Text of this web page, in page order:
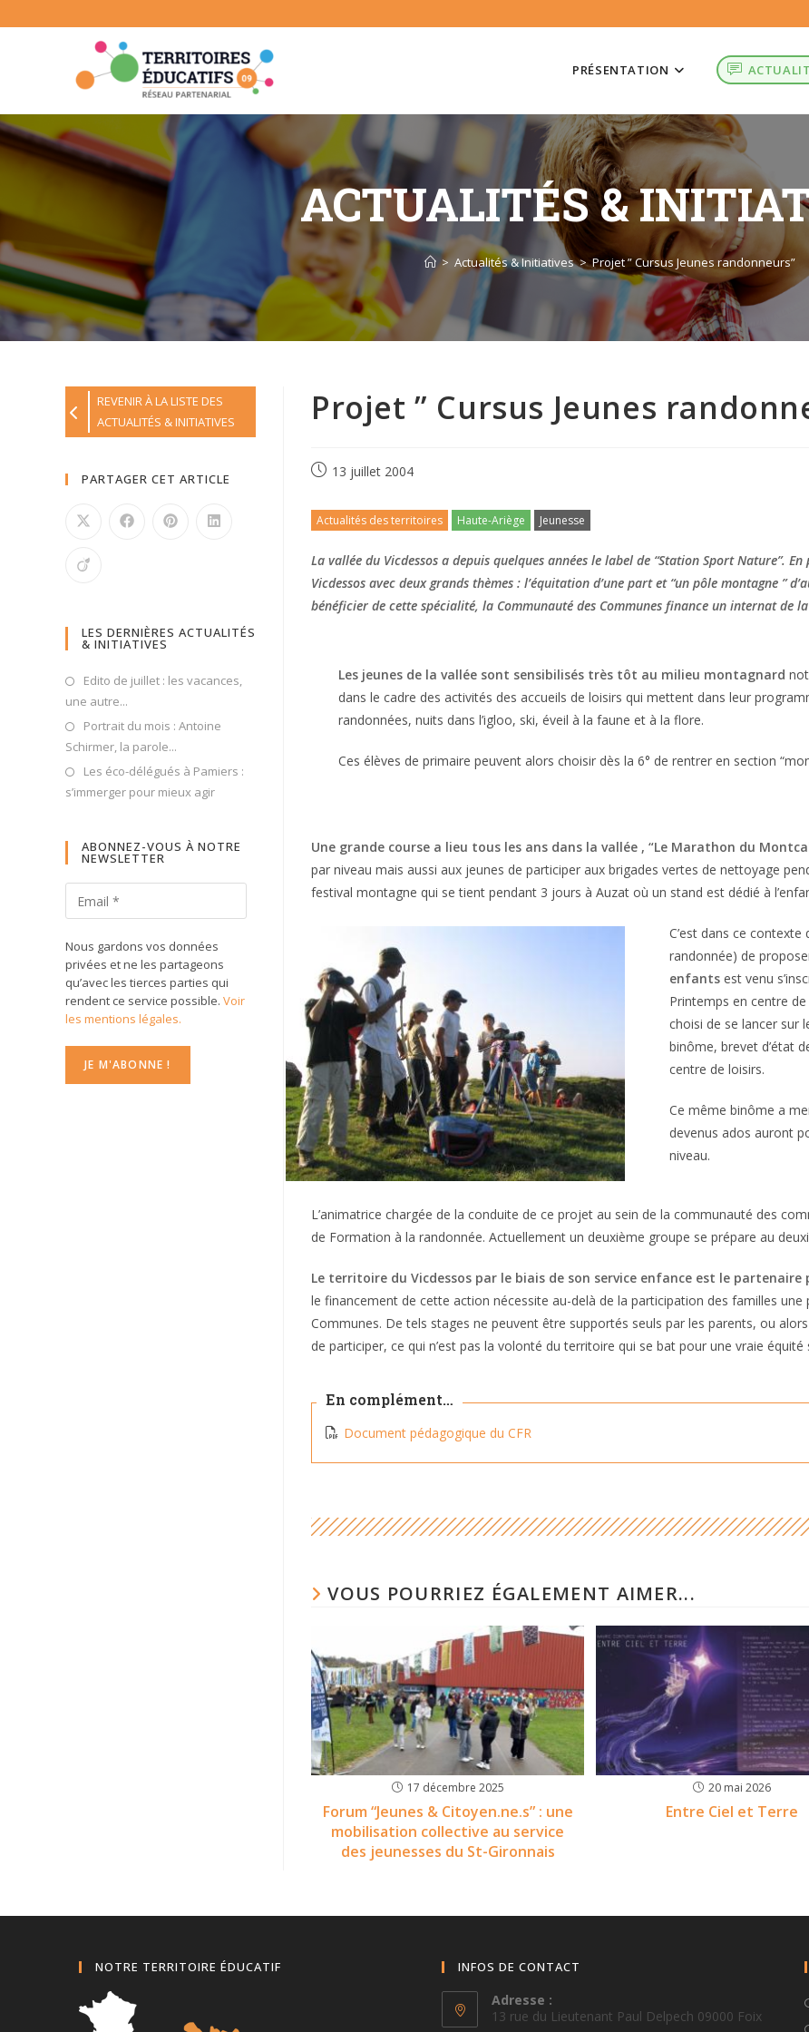
to
PRÉSENTATION
ACTUALITÉS &
> Actualités & Initiatives > Projet ” Cursus Jeunes randonneurs”
Projet ” Cursus Jeunes
13 juillet 2004
Actualités des territoires Haute-Ariège Jeunesse
La vallée du Vicdessos a depuis quelques années le label de “Station Sport Nature”.
Vicdessos avec deux grands thèmes : l’équitation d’une part et “un pôle montagne ”
bénéficier de cette spécialité, la Communauté des Communes finance un internat de
Les jeunes de la vallée sont sensibilisés très tôt au milieu montagnard
dans le cadre des activités des accueils de loisirs qui mettent dans leur
randonnées, nuits dans l’igloo, ski, éveil à la faune et à la flore.
Ces élèves de primaire peuvent alors choisir dès la 6° de rentrer en section
Une grande course a lieu tous les ans dans la vallée , “Le Marathon du
par niveau mais aussi aux jeunes de participer aux brigades vertes de nettoyage
festival montagne qui se tient pendant 3 jours à Auzat où un stand est dédié à
C’est dans ce
randonnée) de
enfants est venu
Printemps en centre
choisi de se lancer sur
binôme, brevet d’état
centre de loisirs.
Ce même binôme a
devenus ados auront
niveau.
L’animatrice chargée de la conduite de ce projet au sein de la communauté des
de Formation à la randonnée. Actuellement un deuxième groupe se prépare au
Le territoire du Vicdessos par le biais de son service enfance est le
le financement de cette action nécessite au-delà de la participation des familles
Communes. De tels stages ne peuvent être supportés seuls par les parents, ou
de participer, ce qui n’est pas la volonté du territoire qui se bat pour une vraie
En complément…
Document pédagogique du CFR
VOUS POURRIEZ ÉGALEMENT AIMER...
17 décembre 2025
Forum “Jeunes & Citoyen.ne.s” : une
mobilisation collective au service
des jeunesses du St-Gironnais
20 mai 2026
Entre Ciel et Terre
REVENIR À LA LISTE DES
ACTUALITÉS & INITIATIVES
PARTAGER CET ARTICLE
LES DERNIÈRES ACTUALITÉS
& INITIATIVES
Edito de juillet : les vacances,
une autre...
Portrait du mois : Antoine
Schirmer, la parole...
Les éco-délégués à Pamiers :
s’immerger pour mieux agir
ABONNEZ-VOUS À NOTRE
NEWSLETTER
Nous gardons vos données
privées et ne les partageons
qu’avec les tierces parties qui
rendent ce service possible. Voir
les mentions légales.
NOTRE TERRITOIRE ÉDUCATIF INFOS DE CONTACT
Adresse :
13 rue du Lieutenant Paul Delpech 09000 Foix